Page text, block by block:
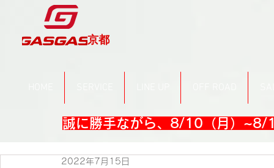
京都
誠に勝手ながら、8/10（月）~8/
2022年7月15日